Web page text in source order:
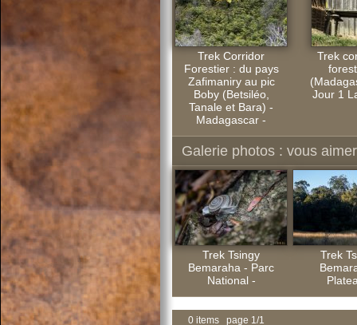
Trek Corridor
Forestier : du pays
Zafimaniry au pic
Boby (Betsiléo,
Tanale et Bara) -
Madagascar -
Trek
Jour 1
Galerie photos : vous
Trek Tsingy
Bemaraha - Parc
National -
Trek
0 items page 1/1